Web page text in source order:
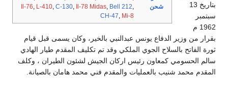
شحن
Il-76, L-410, C-130, Il-78 Midas, Bell 212,
CH-47, Mi-8
بتاريخ 13
سبتمبر
1962 م
بقرار من وزير الدفاع يونس عبدالنبي بالخير، وكان يسمى قبل قيام
ثورة الفاتح بالسلاح الجوي الملكي وقد تم تكليف المقدم طيار الهادي
سالم الحسومي كمعاون رئيس اركان الجيش لشئون الطيران ، وكلف
المقدم محمد شنيب بالعمليات والمقدم فني محمد هامان بالصيانة.